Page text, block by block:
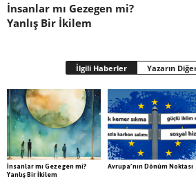
İnsanlar mı Gezegen mi?
Yanlış Bir İkilem
İlgili Haberler Yazarın
İnsanlar mı Gezegen mi?
Yanlış Bir İkilem
Avrupa’nın Dönüm Noktası